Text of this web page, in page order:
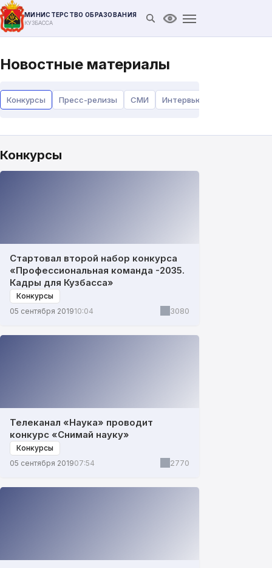
МИНИСТЕРСТВО ОБРАЗОВАНИЯ
КУЗБАССА Открыть поиск
Версия для
Новостные материалы
Конкурсы Пресс-релизы СМИ Интервью
Конкурсы
Стартовал второй набор конкурса
«Профессиональная команда -2035.
Кадры для Кузбасса»
Конкурсы
05 сентября 201910:04 3080
Телеканал «Наука» проводит
конкурс «Снимай науку»
Конкурсы
05 сентября 201907:54 2770